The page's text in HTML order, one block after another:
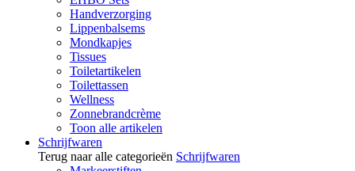
Handverzorging
Lippenbalsems
Mondkapjes
Tissues
Toiletartikelen
Toilettassen
Wellness
Zonnebrandcrème
Toon alle artikelen
Schrijfwaren
Terug naar alle categorieën Schrijfwaren